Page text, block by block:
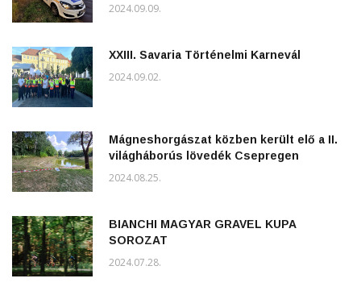
2024.09.09.
XXIII. Savaria Történelmi Karnevál
2024.09.02.
Mágneshorgászat közben került elő a II.
világháborús lövedék Csepregen
2024.08.25.
BIANCHI MAGYAR GRAVEL KUPA
SOROZAT
2024.07.28.